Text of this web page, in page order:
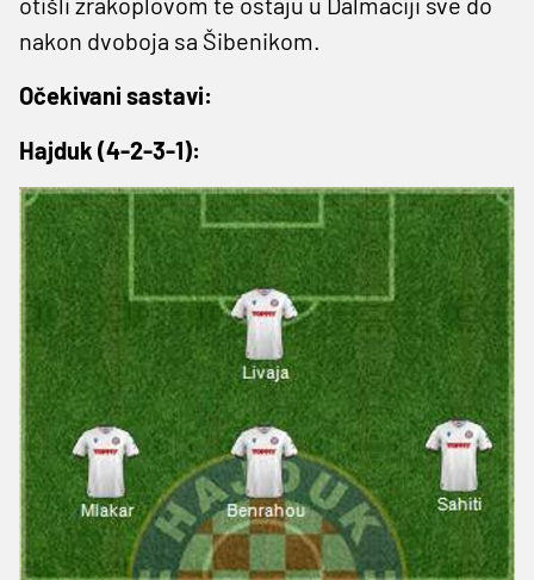
nakon dvoboja sa Šibenikom.
Očekivani sastavi:
Hajduk (4-2-3-1):